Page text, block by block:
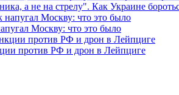
а не на стрелу". Как Украине
Москву: что это было
против РФ и дрон в Лейпциге